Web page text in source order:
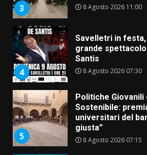
3 8 Agosto 2026 11:00
4
Savelletri in
grande
Santis
8 Agosto 2026 07:30
5
Politiche Giovanili
Sostenibile:
universitari del
giusta”
8 Agosto 2026 07:15